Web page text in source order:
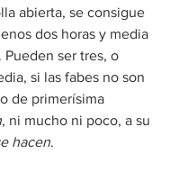
abierta, se consigue
dos horas y media
ser tres, o
si las fabes no son
de primerísima
, ni mucho ni poco, a su
hacen.